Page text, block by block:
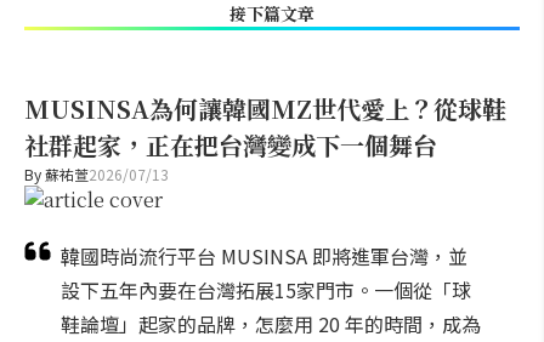
接下篇文章
MUSINSA為何讓韓國MZ世代愛上？從球鞋
社群起家，正在把台灣變成下一個舞台
By蘇祐萱2026/07/13
韓國時尚流行平台 MUSINSA 即將進軍台灣，並
設下五年內要在台灣拓展15家門市。一個從「球
鞋論壇」起家的品牌，怎麼用 20 年的時間，成為